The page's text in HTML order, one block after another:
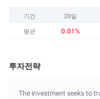
기간 20일
평균 0.01%
투자전략
The investment seeks to